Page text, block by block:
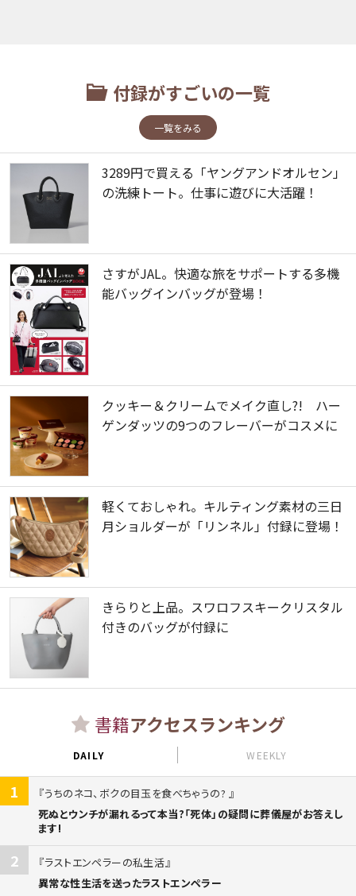
付録がすごいの一覧
一覧をみる
3289円で買える「ヤングアンドオルセン」
の洗練トート。仕事に遊びに大活躍！
さすがJAL。快適な旅をサポートする多機
能バッグインバッグが登場！
クッキー＆クリームでメイク直し?! ハー
ゲンダッツの9つのフレーバーがコスメに
軽くておしゃれ。キルティング素材の三日
月ショルダーが「リンネル」付録に登場！
きらりと上品。スワロフスキークリスタル
付きのバッグが付録に
書籍アクセスランキング
DAILY WEEKLY
1
うちのネコ、ボクの目玉を食べちゃうの?
死ぬとウンチが漏れるって本当?「死体」の疑問に葬儀屋がお答えし
ます!
2
ラストエンペラーの私生活
異常な性生活を送ったラストエンペラー